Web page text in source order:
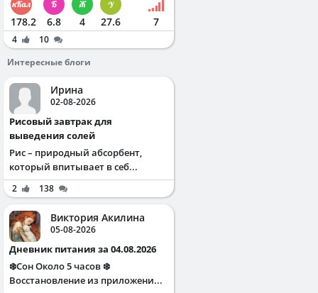
178.2 6.8 4 27.6 7
4
10
Интересные блоги
Ирина
02-08-2026
Рисовый завтрак для
выведения солей
Рис – природный абсорбент,
который впитывает в себ...
2 138
Виктория Акилина
05-08-2026
Дневник питания за 04.08.2026
❄️Сон Около 5 часов ❄️
Восстановление из приложени...